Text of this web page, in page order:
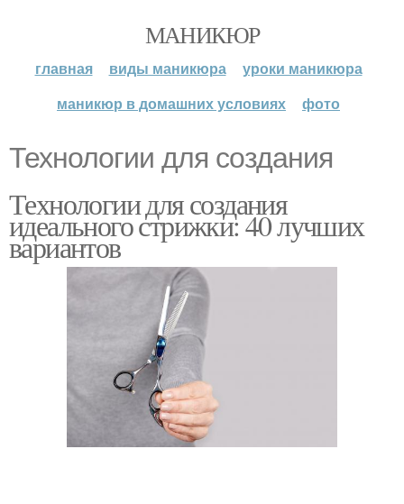
МАНИКЮР
главная виды маникюра
уроки маникюра
маникюр в домашних условиях
фото
Технологии для создания
Технологии для создания
идеального стрижки: 40 лучших
вариантов